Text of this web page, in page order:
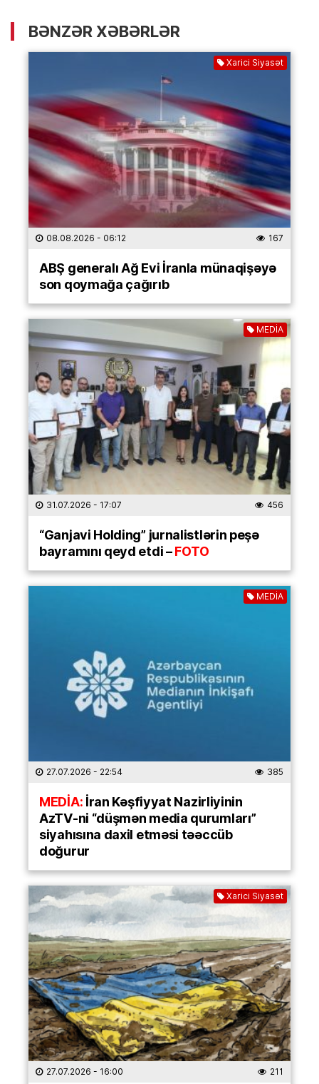
BƏNZƏR XƏBƏRLƏR
Xarici Siyasət
08.08.2026 - 06:12 167
ABŞ generalı Ağ Evi İranla münaqişəyə
son qoymağa çağırıb
MEDİA
31.07.2026 - 17:07 456
“Ganjavi Holding” jurnalistlərin peşə
bayramını qeyd etdi –FOTO
MEDİA
27.07.2026 - 22:54 385
MEDİA:İran Kəşfiyyat Nazirliyinin
AzTV-ni “düşmən media qurumları”
siyahısına daxil etməsi təəccüb
doğurur
Xarici Siyasət
27.07.2026 - 16:00 211